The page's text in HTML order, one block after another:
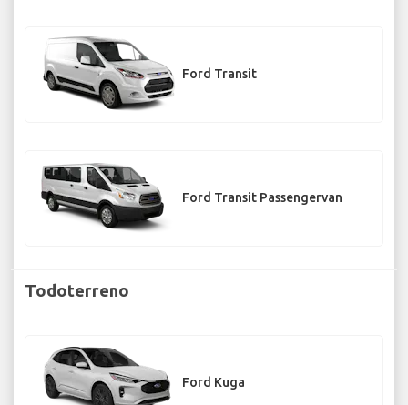
Ford Transit
Ford Transit Passengervan
Todoterreno
Ford Kuga